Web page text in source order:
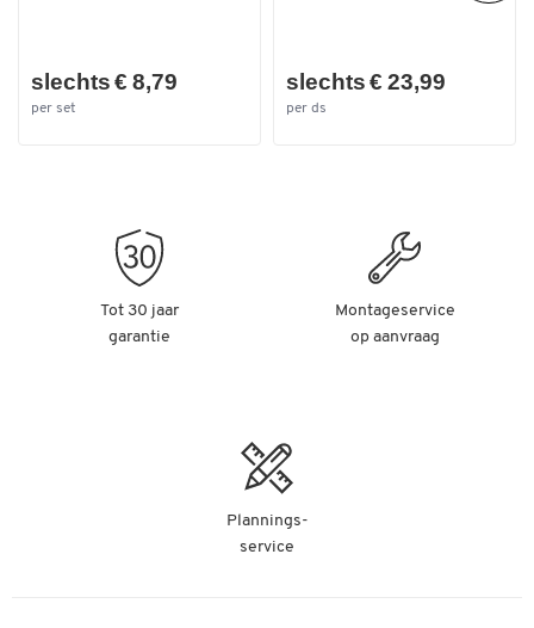
slechts € 8,79
per set
slechts € 23,99
per ds
Tot 30 jaar
garantie
Montageservice
op aanvraag
Plannings-
service